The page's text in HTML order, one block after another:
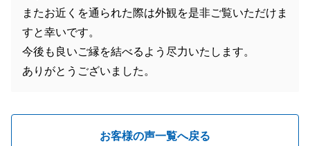
またお近くを通られた際は外観を是非ご覧いただけま
すと幸いです。
今後も良いご縁を結べるよう尽力いたします。
ありがとうございました。
お客様の声一覧へ戻る